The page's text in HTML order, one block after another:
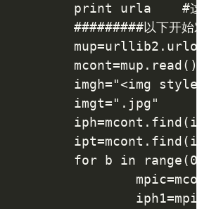
#这是想要的
以下开始对model个
打
对model页面
style=" #筛选页
找出【
找出
range(0,10):#又